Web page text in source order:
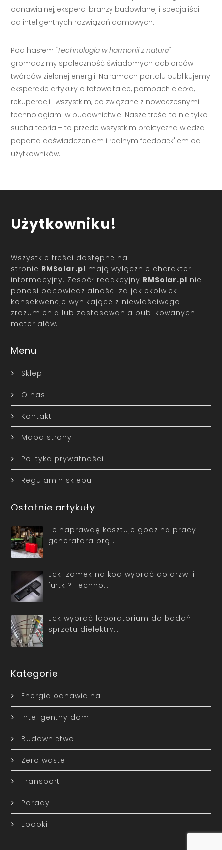
odnawialnej, eksperci branży budowlanej i specjaliści
od inteligentnych rozwiązań domowych.
Pod hasłem "Technologia w harmonii z naturą"
gromadzimy społeczność świadomych odbiorców i
twórców zielonej energii. Na łamach portalu publikujemy
eksperckie artykuły o fotowoltaice, pompach ciepła,
rekuperacji i wszystkim, co związane z nowoczesnymi
technologiami w budownictwie. Nasze treści to nie tylko
sucha teoria – to przede wszystkim praktyczna wiedza
poparta doświadczeniem i realnym feedback'iem od
użytkowników.
Użytkowniku!
Wszystkie treści dostępne na
stronie RMSolar.pl mają wyłącznie charakter
informacyjny. Zespół redakcyjny RMSolar.pl nie
ponosi odpowiedzialności za jakiekolwiek
konsekwencje wynikające z niewłaściwego
zrozumienia lub zastosowania publikowanych
materiałów.
Menu
Sklep
O nas
Kontakt
Mapa strony
Polityka prywatności
Regulamin sklepu
Ostatnie artykuły
Ile naprawdę kosztuje godzina pracy
generatora prą…
Jaki zamek na kod wybrać do drzwi i
furtki? Techno…
Jak wybrać laboratorium do badań
sprzętu dielektry…
Kategorie
Energia odnawialna
Inteligentny dom
Budownictwo
Zero waste
Transport
Porady
Ebooki